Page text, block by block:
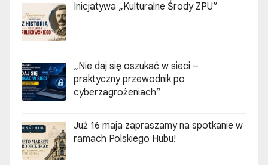
Inicjatywa „Kulturalne Środy ZPU”
„Nie daj się oszukać w sieci –
praktyczny przewodnik po
cyberzagrożeniach”
Już 16 maja zapraszamy na spotkanie w
ramach Polskiego Hubu!